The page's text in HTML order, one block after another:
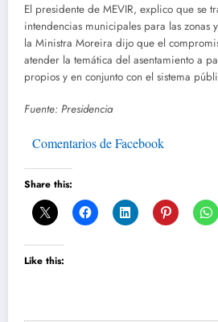
El presidente de MEVIR, explico que se
intendencias municipales para las zonas
la Ministra Moreira dijo que el
atender la temática del asentamiento a
propios y en conjunto con el sistema
Fuente: Presidencia
Comentarios de Facebook
Share this:
Like this: